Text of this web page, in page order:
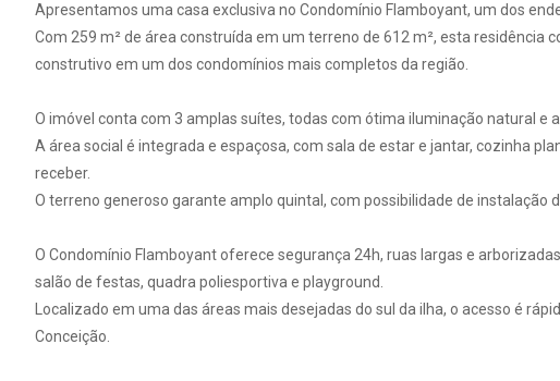
Apresentamos uma casa exclusiva no Condomínio Flamboyant, um dos
Com 259 m² de área construída em um terreno de 612 m², esta residência
construtivo em um dos condomínios mais completos da região.
O imóvel conta com 3 amplas suítes, todas com ótima iluminação natural e
A área social é integrada e espaçosa, com sala de estar e jantar, cozinha
receber.
O terreno generoso garante amplo quintal, com possibilidade de instalação
O Condomínio Flamboyant oferece segurança 24h, ruas largas e
salão de festas, quadra poliesportiva e playground.
Localizado em uma das áreas mais desejadas do sul da ilha, o acesso é
Conceição.